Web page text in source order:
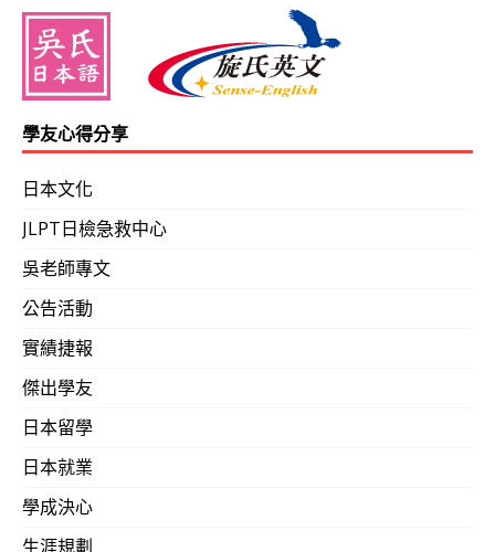
學友心得分享
日本文化
JLPT日檢急救中心
吳老師專文
公告活動
實績捷報
傑出學友
日本留學
日本就業
學成決心
生涯規劃